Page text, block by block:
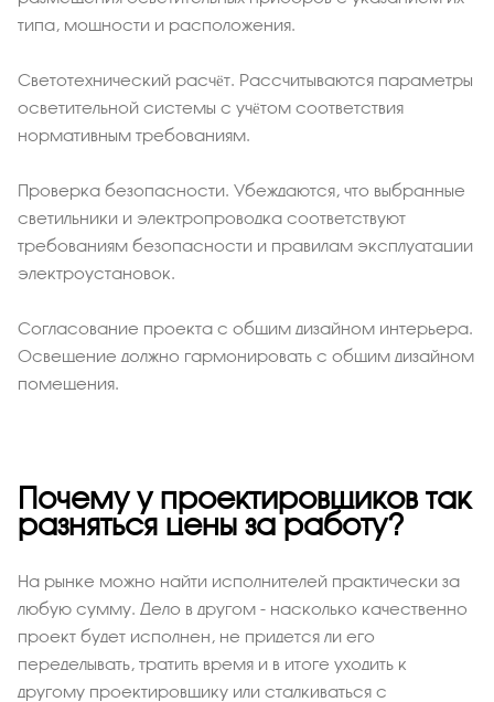
типа, мощности и расположения.
Светотехнический расчёт. Рассчитываются параметры
осветительной системы с учётом соответствия
нормативным требованиям.
Проверка безопасности. Убеждаются, что выбранные
светильники и электропроводка соответствуют
требованиям безопасности и правилам эксплуатации
электроустановок.
Согласование проекта с общим дизайном интерьера.
Освещение должно гармонировать с общим дизайном
помещения.
Почему у проектировщиков так
разняться цены за работу?
На рынке можно найти исполнителей практически за
любую сумму. Дело в другом - насколько качественно
проект будет исполнен, не придется ли его
переделывать, тратить время и в итоге уходить к
другому проектировщику или сталкиваться с